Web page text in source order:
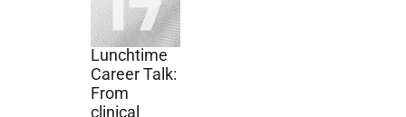
2026
DZG
Lunchtime
Career Talk:
From
clinical